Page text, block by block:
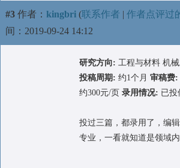
#3 作者： kingbri (联系作者 | 作者点评过
间：2019-09-24 14:12
研究方向: 工程与材料 机
投稿周期: 约1个月 审稿费:
约300元/页 录用情况: 已投
投过三篇，都录用了，编
专业，一看就知道是领域内